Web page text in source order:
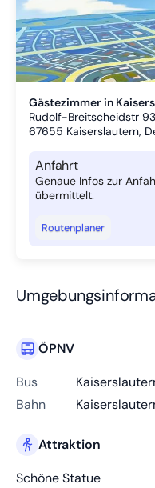
Gästezimmer in
Rudolf-Breitscheidstr 93
67655 Kaiserslautern,
Anfahrt
Genaue Infos zur
übermittelt.
Routenplaner
ÖPNV
Bus
Bahn
Attraktion
Schöne Statue